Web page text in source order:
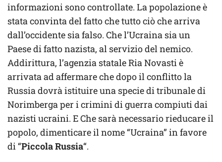
informazioni sono controllate. La popolazione è
stata convinta del fatto che tutto ciò che arriva
dall’occidente sia falso. Che l’Ucraina sia un
Paese di fatto nazista, al servizio del nemico.
Addirittura, l’agenzia statale Ria Novasti è
arrivata ad affermare che dopo il conflitto la
Russia dovrà istituire una specie di tribunale di
Norimberga per i crimini di guerra compiuti dai
nazisti ucraini. E Che sarà necessario rieducare il
popolo, dimenticare il nome “Ucraina” in favore
di “Piccola Russia“.